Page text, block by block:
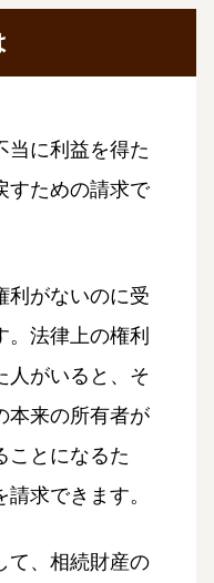
当に利益を得た
すための請求で
利がないのに受
。法律上の権利
人がいると、そ
本来の所有者が
ことになるた
求できます。
て、相続財産の